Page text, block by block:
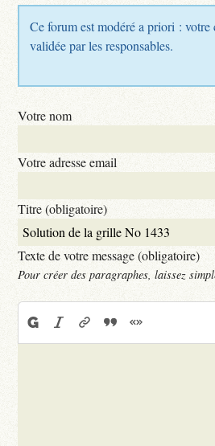
Ce forum est modéré a priori : votre
validée par les responsables.
Votre nom
Votre adresse email
Titre (obligatoire)
Texte de votre message (obligatoire)
Pour créer des paragraphes, laissez